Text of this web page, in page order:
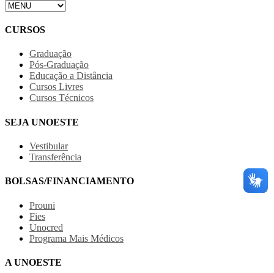
CURSOS
Graduação
Pós-Graduação
Educação a Distância
Cursos Livres
Cursos Técnicos
SEJA UNOESTE
Vestibular
Transferência
BOLSAS/FINANCIAMENTO
Prouni
Fies
Unocred
Programa Mais Médicos
A UNOESTE